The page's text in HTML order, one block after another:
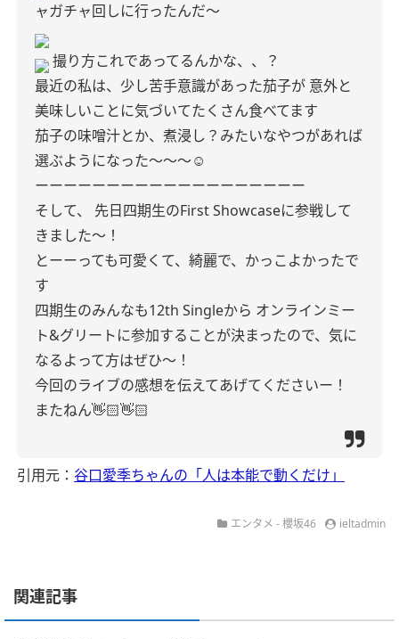
ャガチャ回しに行ったんだ〜
撮り方これであってるんかな、、？
最近の私は、少し苦手意識があった茄子が 意外と
美味しいことに気づいてたくさん食べてます
茄子の味噌汁とか、煮浸し？みたいなやつがあれば
選ぶようになった〜〜〜☺️
ーーーーーーーーーーーーーーーーーーー
そして、
先日四期生のFirst Showcaseに参戦して
きました〜！
とーーっても可愛くて、綺麗で、かっこよかったで
す
四期生のみんなも12th Singleから オンラインミー
ト&グリートに参加することが決まったので、気に
なるよって方はぜひ〜！
今回のライブの感想を伝えてあげてくださいー！
またねん👋🏻👋🏻
引用元： 谷口愛季ちゃんの「人は本能で動くだけ」
エンタメ - 櫻坂46 ieltadmin
関連記事